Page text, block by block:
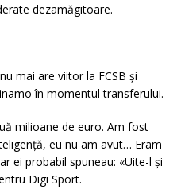
dezamăgitoare.
mai are viitor la FCSB și
în momentul transferului.
milioane de euro. Am fost
eu nu am avut… Eram
ei probabil spuneau: «Uite-l și
Digi Sport.